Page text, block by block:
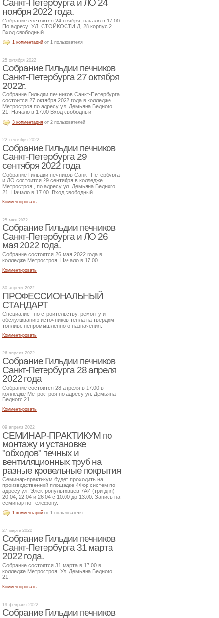
Санкт-Петербурга и ЛО 24
ноября 2022 года.
Собрание состоится 24 ноября, начало в 17.00
По адресу: УЛ. СТОЙКОСТИ Д. 28 корпус 2.
Вход свободный.
1 комментарий от 1 пользователя
25 октября 2022
Собрание Гильдии печников
Санкт-Петербурга 27 октября
2022г.
Собрание Гильдии печников Санкт-Петербурга
состоится 27 октября 2022 года в колледже
Метростроя по адресу ул. Демьяна Бедного
21. Начало в 17.00 Вход свободный
3 комментария от 2 пользователей
22 сентября 2022
Собрание Гильдии печников
Санкт-Петербурга 29
сентября 2022 года
Собрание Гильдии печников Санкт-Петербурга
и ЛО состоится 29 сентября в колледже
Метростроя , по адресу ул. Демьяна Бедного
21. Начало в 17.00. Вход свободный.
Комментировать
25 мая 2022
Собрание Гильдии печников
Санкт-Петербурга и ЛО 26
мая 2022 года.
Собрание состоится 26 мая 2022 года в
колледже Метростроя. Начало в 17.00
Комментировать
30 апреля 2022
ПРОФЕССИОНАЛЬНЫЙ
СТАНДАРТ
Специалист по строительству, ремонту и
обслуживанию источников тепла на твердом
топливе непромышленного назначения.
Комментировать
26 апреля 2022
Собрание Гильдии печников
Санкт-Петербурга 28 апреля
2022 года
Собрание состоится 28 апреля в 17.00 в
колледже Метростроя по адресу ул. Демьяна
Бедного 21.
Комментировать
09 апреля 2022
СЕМИНАР-ПРАКТИКУМ по
монтажу и установке
"обходов" печных и
вентиляционных труб на
разные кровельные покрытия
Семинар-практикум будет проходить на
производственной площадке 4Фор систем по
адресу ул. Электропультовцев 7АИ (три дня)
20.04, 22.04 и 26.04 с 10.00 до 13.00. Запись на
семинар по телефону.
1 комментарий от 1 пользователя
27 марта 2022
Собрание Гильдии печников
Санкт-Петербурга 31 марта
2022 года.
Собрание состоится 31 марта в 17.00 в
колледже Метростроя. Ул. Демьяна Бедного
21.
Комментировать
19 февраля 2022
Собрание Гильдии печников